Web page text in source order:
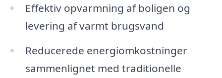
Effektiv opvarmning af boligen og
levering af varmt brugsvand
Reducerede energiomkostninger
sammenlignet med traditionelle